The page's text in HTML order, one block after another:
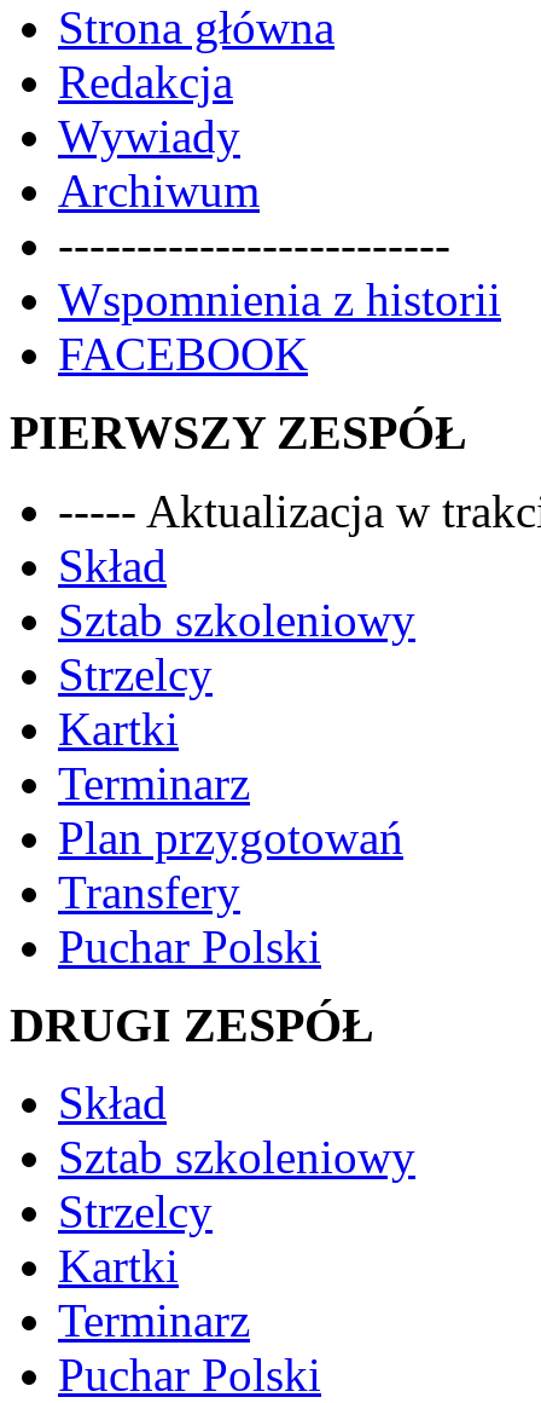
Strona główna
Redakcja
Wywiady
Archiwum
-------------------------
Wspomnienia z historii
FACEBOOK
PIERWSZY ZESPÓŁ
----- Aktualizacja w
Skład
Sztab szkoleniowy
Strzelcy
Kartki
Terminarz
Plan przygotowań
Transfery
Puchar Polski
DRUGI ZESPÓŁ
Skład
Sztab szkoleniowy
Strzelcy
Kartki
Terminarz
Puchar Polski